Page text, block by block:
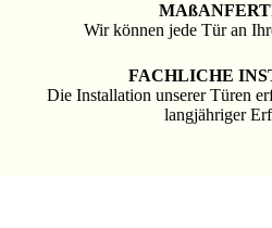
Wir können jede Tür an
FACHLICHE
Die Installation unserer Türen
langjähriger